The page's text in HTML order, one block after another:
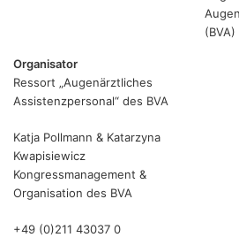
(BVA)
Organisator
Ressort „Augenärztliches
Assistenzpersonal“ des BVA
Katja Pollmann & Katarzyna
Kwapisiewicz
Kongressmanagement &
Organisation des BVA
+49 (0)211 43037 0